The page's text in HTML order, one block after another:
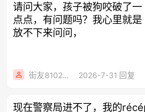
请问大家，孩子被狗咬破了一
点点，有问题吗？我心里就是
放不下来问问，
街友81026273 2026-7-31 回复
现在警察局进不了，我的